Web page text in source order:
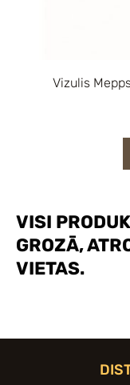
VISI
GROZĀ,
VIETAS.
Vizulis